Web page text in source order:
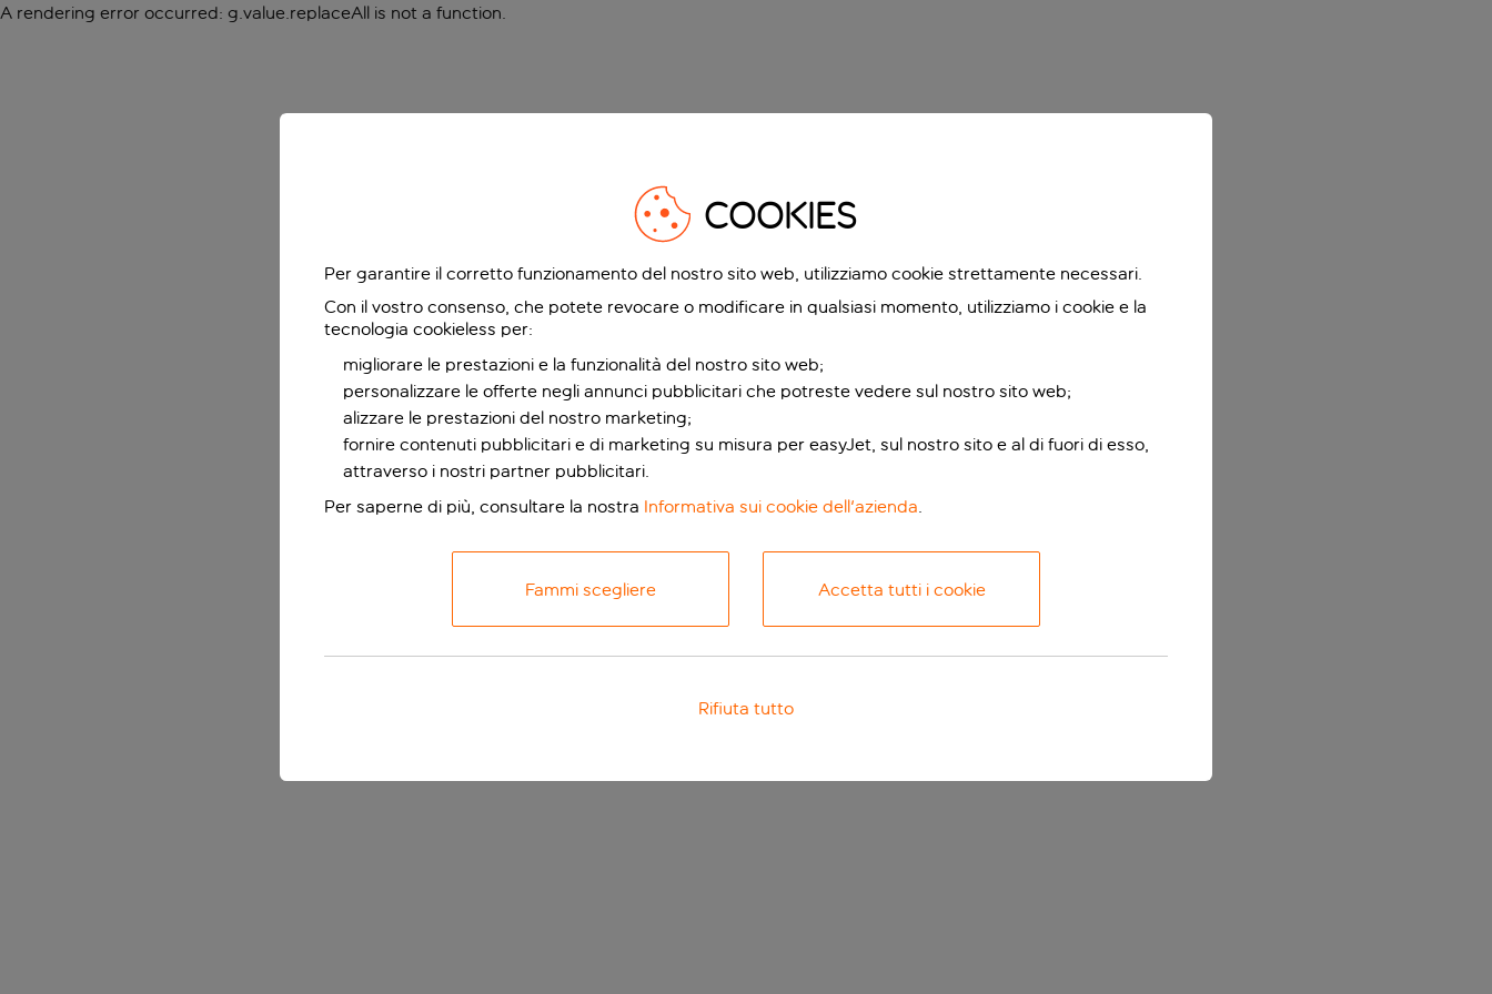
A rendering error occurred: g.value.replaceAll is not a function.
COOKIES
Per garantire il corretto funzionamento del nostro sito web, utilizziamo cookie strettamente necessari.
Con il vostro consenso, che potete revocare o modificare in qualsiasi momento, utilizziamo i cookie e la
tecnologia cookieless per:
migliorare le prestazioni e la funzionalità del nostro sito web;
personalizzare le offerte negli annunci pubblicitari che potreste vedere sul nostro sito web;
alizzare le prestazioni del nostro marketing;
fornire contenuti pubblicitari e di marketing su misura per easyJet, sul nostro sito e al di fuori di esso,
attraverso i nostri partner pubblicitari.
Per saperne di più, consultare la nostra Informativa sui cookie dell'azienda.
Fammi scegliere Accetta tutti i cookie
Rifiuta tutto